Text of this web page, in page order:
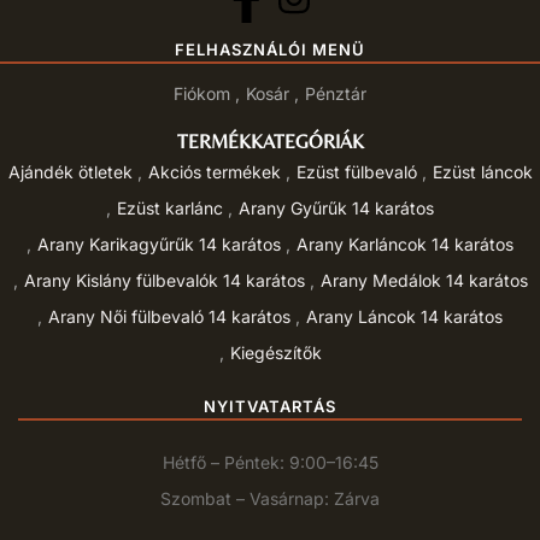
FELHASZNÁLÓI MENÜ
Fiókom Kosár Pénztár
TERMÉKKATEGÓRIÁK
Ajándék ötletek Akciós termékek Ezüst fülbevaló
Ezüst láncok
Ezüst karlánc
Arany Gyűrűk 14 karátos
Arany Karikagyűrűk 14 karátos
Arany Karláncok 14 karátos
Arany Kislány fülbevalók 14 karátos
Arany Medálok 14 karátos
Arany Női fülbevaló 14 karátos
Arany Láncok 14 karátos
Kiegészítők
NYITVATARTÁS
Hétfő – Péntek: 9:00–16:45
Szombat – Vasárnap: Zárva